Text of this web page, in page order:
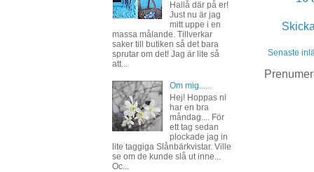
Senaste
Hallå där på er!
Just nu är jag
mitt uppe i en
massa målande. Tillverkar
saker till butiken så det bara
sprutar om det! Jag är lite så
att...
Om mig......
Hej! Hoppas ni
har en bra
måndag.... För
ett tag sedan
plockade jag in
lite taggiga Slånbärkvistar. Ville
se om de kunde slå ut inne...
Oc...